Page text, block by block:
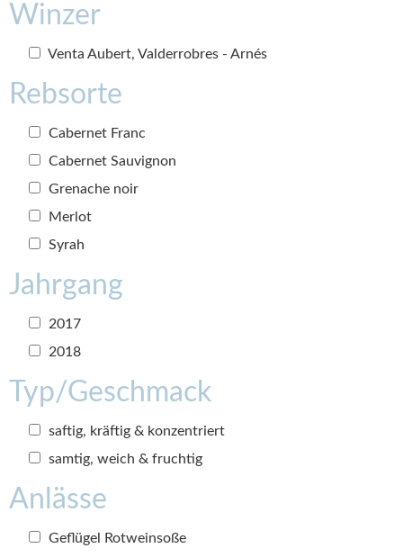
Winzer
Venta Aubert, Valderrobres - Arnés
Rebsorte
Cabernet Franc
Cabernet Sauvignon
Grenache noir
Merlot
Syrah
Jahrgang
2017
2018
Typ/Geschmack
saftig, kräftig & konzentriert
samtig, weich & fruchtig
Anlässe
Geflügel Rotweinsoße